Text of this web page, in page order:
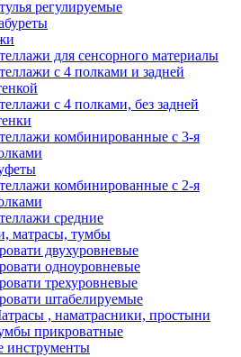
регулируемые
для сенсорного материалы
с 4 полками и задней
с 4 полками, без задней
комбинированные с 3-я
комбинированные с 2-я
средние
матрасы, тумбы
двухуровневые
одноуровневые
трехуровневые
штабелируемые
, наматрасники, простыни
прикроватные
инструменты